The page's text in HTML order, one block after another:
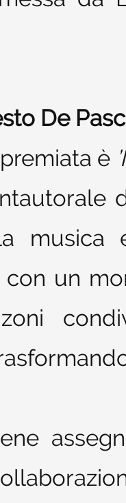
De
è
musica
con un